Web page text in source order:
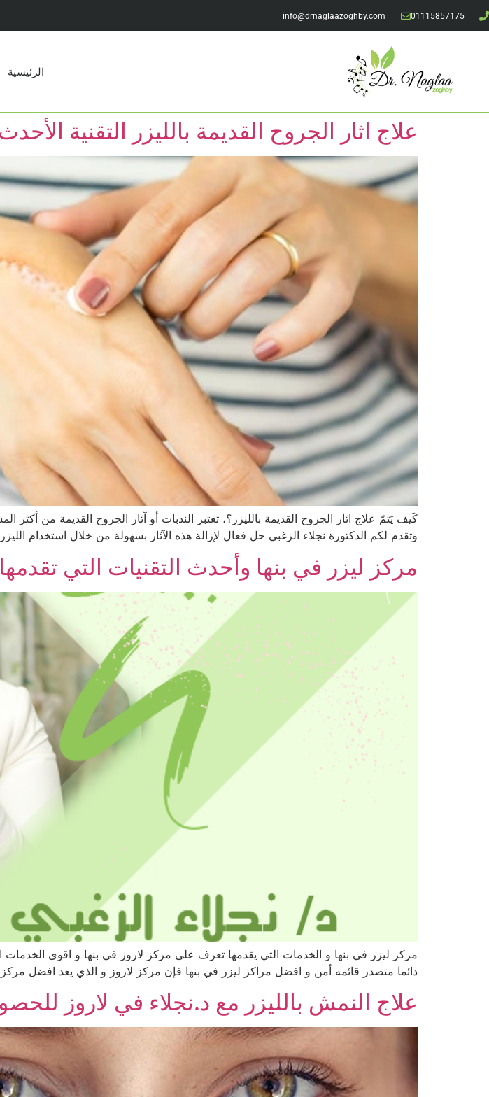
01115857175
info@drnaglaazoghby.com
الرئيسية
علاج اثار الجروح القديمة بالليزر التقنية
كَيف يَتمّ علاج اثار الجروح القديمة بالليزر؟، تعتبر الندبات أو آثار الجروح القديمة من أكثر
وتقدم لكم الدكتورة نجلاء الزغبي حل فعال لإزالة هذه الآثار بسهولة من خلال استخدام
مركز ليزر في بنها وأحدث التقنيات التي تقدمها د.
مركز ليزر في بنها و الخدمات التي يقدمها تعرف على مركز لاروز في بنها و اقوى الخدمات
دائما متصدر قائمه أمن و افضل مراكز ليزر في بنها فإن مركز لاروز و الذي يعد افضل
علاج النمش بالليزر مع د.نجلاء في لاروز